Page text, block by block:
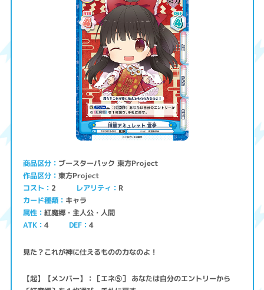
商品区分 ブースターパック 東方Project
作品区分 東方Project
コスト 2 レアリティ R
カード種類 キャラ
属性 紅魔郷・主人公・人間
ATK 4 DEF 4
見た？これが神に仕えるものの力なのよ！
【起】【メンバー】：［エネ⑤］ あなたは自分のエントリーから